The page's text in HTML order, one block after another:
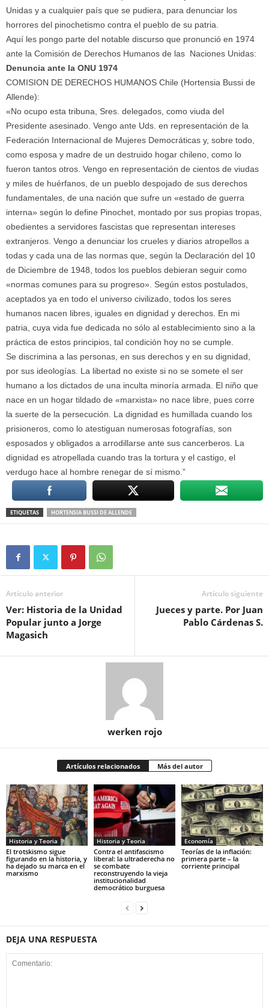
Unidas y a cualquier país que se pudiera, para denunciar los
horrores del pinochetismo contra el pueblo de su patria.
Aquí les pongo parte del notable discurso que pronunció en 1974
ante la Comisión de Derechos Humanos de las Naciones Unidas:
Denuncia ante la ONU 1974
COMISION DE DERECHOS HUMANOS Chile (Hortensia Bussi de
Allende):
«No ocupo esta tribuna, Sres. delegados, como viuda del
Presidente asesinado. Vengo ante Uds. en representación de la
Federación Internacional de Mujeres Democráticas y, sobre todo,
como esposa y madre de un destruido hogar chileno, como lo
fueron tantos otros. Vengo en representación de cientos de viudas
y miles de huérfanos, de un pueblo despojado de sus derechos
fundamentales, de una nación que sufre un «estado de guerra
interna» según lo define Pinochet, montado por sus propias tropas,
obedientes a servidores fascistas que representan intereses
extranjeros. Vengo a denunciar los crueles y diarios atropellos a
todas y cada una de las normas que, según la Declaración del 10
de Diciembre de 1948, todos los pueblos debieran seguir como
«normas comunes para su progreso». Según estos postulados,
aceptados ya en todo el universo civilizado, todos los seres
humanos nacen libres, iguales en dignidad y derechos. En mi
patria, cuya vida fue dedicada no sólo al establecimiento sino a la
práctica de estos principios, tal condición hoy no se cumple.
Se discrimina a las personas, en sus derechos y en su dignidad,
por sus ideologías. La libertad no existe si no se somete el ser
humano a los dictados de una inculta minoría armada. El niño que
nace en un hogar tildado de «marxista» no nace libre, pues corre
la suerte de la persecución. La dignidad es humillada cuando los
prisioneros, como lo atestiguan numerosas fotografías, son
esposados y obligados a arrodillarse ante sus cancerberos. La
dignidad es atropellada cuando tras la tortura y el castigo, el
verdugo hace al hombre renegar de sí mismo.”
ETIQUETAS HORTENSIA BUSSI DE ALLENDE
Artículo anterior
Ver: Historia de la Unidad
Popular junto a Jorge
Magasich
Artículo siguiente
Jueces y parte. Por Juan
Pablo Cárdenas S.
werken rojo
Artículos relacionados Más del autor
Historia y Teoria
El trotskismo sigue
figurando en la historia, y
ha dejado su marca en el
marxismo
Historia y Teoria
Contra el antifascismo
liberal: la ultraderecha no
se combate
reconstruyendo la vieja
institucionalidad
democrático burguesa
Economía
Teorías de la inflación:
primera parte – la
corriente principal
DEJA UNA RESPUESTA